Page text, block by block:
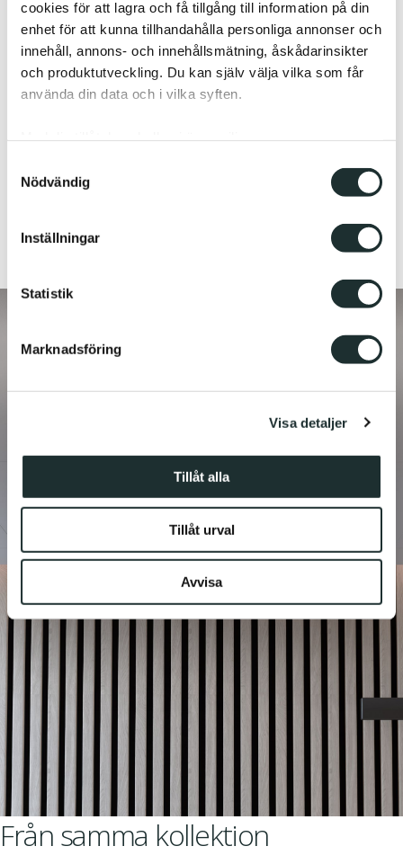
cookies för att lagra och få tillgång till information på din
enhet för att kunna tillhandahålla personliga annonser och
innehåll, annons- och innehållsmätning, åskådarinsikter
och produktutveckling. Du kan själv välja vilka som får
använda din data och i vilka syften.
som kan ha en noggrannhet på upp till flera meter
Du kan ändra eller dra tillbaka ditt samtycke när som
Vi använder enhetsidentifierare för att anpassa innehållet
vidarebefordrar även sådana identifierare och annan
annons- och analysföretag som vi samarbetar med.
information som du har tillhandahållit eller som de har
samlat in när du har använt deras tjänster.
Nödvändig
Inställningar
Statistik
Marknadsföring
Visa detaljer
Tillåt alla
Tillåt urval
Avvisa
Från samma kollektion